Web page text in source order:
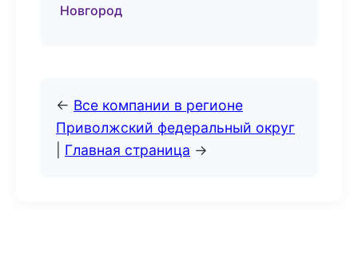
Новгород
← Все компании в регионе
Приволжский федеральный округ
Главная страница →